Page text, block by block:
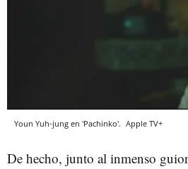
Youn Yuh-jung en 'Pachinko'. Apple TV+
De hecho, junto al inmenso